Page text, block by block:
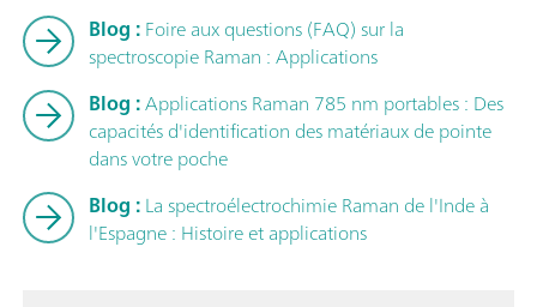
Blog :Foire aux questions (FAQ) sur la
spectroscopie Raman : Applications
Blog :Applications Raman 785 nm portables : Des
capacités d'identification des matériaux de pointe
dans votre poche
Blog :La spectroélectrochimie Raman de l'Inde à
l'Espagne : Histoire et applications